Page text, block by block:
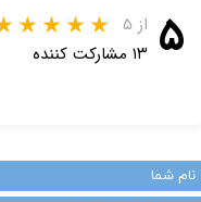
۵ از ۵
۱۳ مشارکت کننده